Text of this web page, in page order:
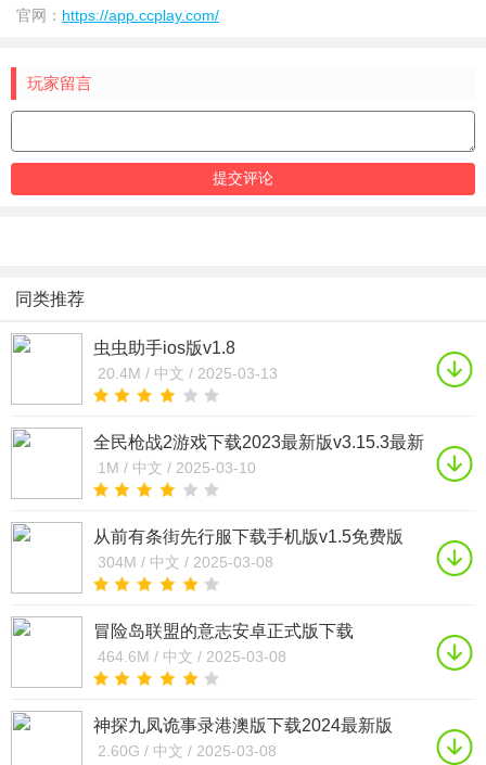
官网： https://app.ccplay.com/
玩家留言
同类推荐
虫虫助手ios版v1.8
20.4M / 中文 / 2025-03-13
全民枪战2游戏下载2023最新版v3.15.3最新
版
1M / 中文 / 2025-03-10
从前有条街先行服下载手机版v1.5免费版
304M / 中文 / 2025-03-08
冒险岛联盟的意志安卓正式版下载
v0.92.1341最新版
464.6M / 中文 / 2025-03-08
神探九凤诡事录港澳版下载2024最新版
v1.0.14安卓版
2.60G / 中文 / 2025-03-08